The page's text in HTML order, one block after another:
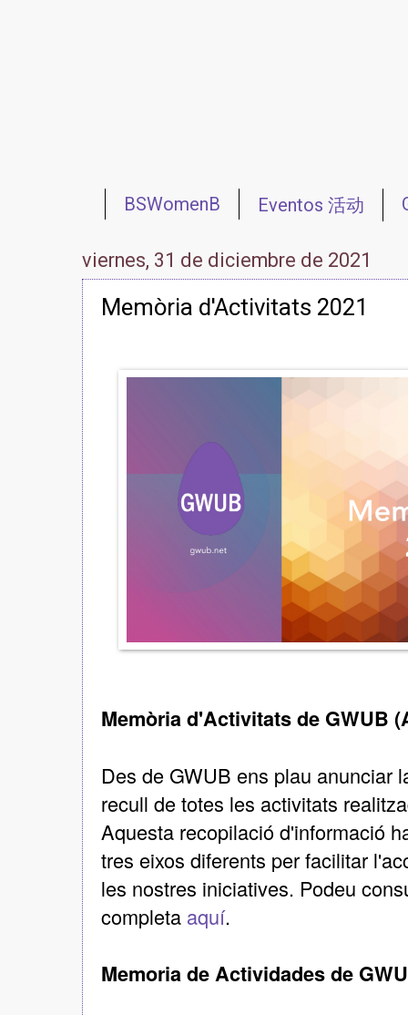
BSWomenB Eventos 活动
viernes, 31 de diciembre de 2021
Memòria d'Activitats 2021
Memòria d'Activitats de GWUB
Des de GWUB ens plau anunciar
recull de totes les activitats
Aquesta recopilació d'informació
tres eixos diferents per facilitar
les nostres iniciatives. Podeu
completa aquí.
Memoria de Actividades de